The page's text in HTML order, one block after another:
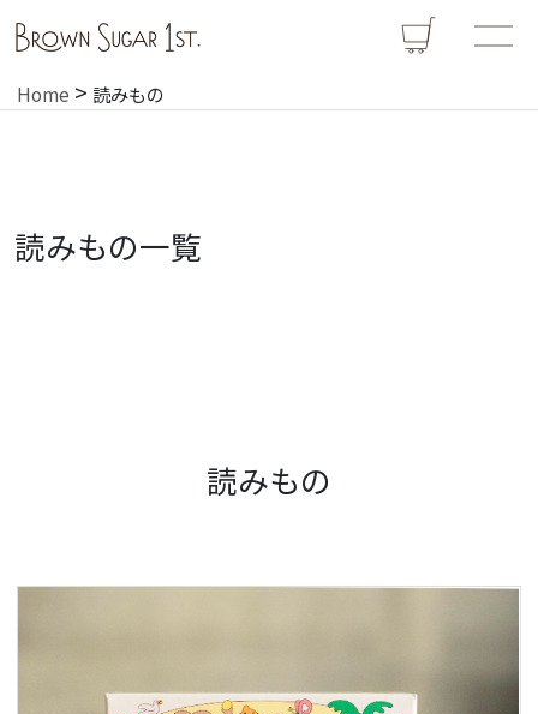
Home > 読みもの
読みもの一覧
読みもの